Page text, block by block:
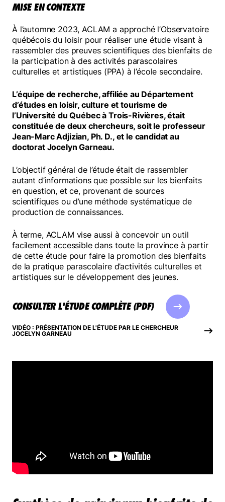
MISE EN CONTEXTE
À l’automne 2023, ACLAM a approché l’Observatoire
québécois du loisir pour réaliser une étude visant à
rassembler des preuves scientifiques des bienfaits de
la participation à des activités parascolaires
culturelles et artistiques (PPA) à l’école secondaire.
L’équipe de recherche, affiliée au Département
d’études en loisir, culture et tourisme de
l’Université du Québec à Trois-Rivières, était
constituée de deux chercheurs, soit le professeur
Jean-Marc Adjizian, Ph. D., et le candidat au
doctorat Jocelyn Garneau.
L’objectif général de l’étude était de rassembler
autant d’informations que possible sur les bienfaits
en question, et ce, provenant de sources
scientifiques ou d’une méthode systématique de
production de connaissances.
À terme, ACLAM vise aussi à concevoir un outil
facilement accessible dans toute la province à partir
de cette étude pour faire la promotion des bienfaits
de la pratique parascolaire d’activités culturelles et
artistiques sur le développement des jeunes.
CONSULTER L'ÉTUDE COMPLÈTE (PDF)
VIDÉO : PRÉSENTATION DE L'ÉTUDE PAR LE CHERCHEUR
JOCELYN GARNEAU